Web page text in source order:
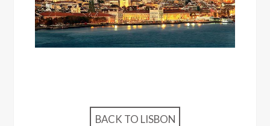
BACK TO LISBON